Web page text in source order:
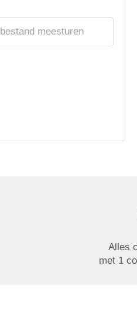
meesturen
Alles
met 1